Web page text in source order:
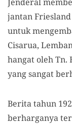
jantan
untuk
Cisarua,
hangat oleh Tn.
yang sangat
Berita tahun
berharganya